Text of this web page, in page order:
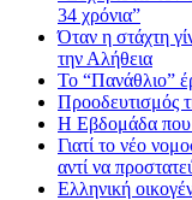
34 χρόνια”
Όταν η στάχτη
την Αλήθεια
Το “Πανάθλιο”
Προοδευτισμός
Η Εβδομάδα
Γιατί το νέο
αντί να
Ελληνική